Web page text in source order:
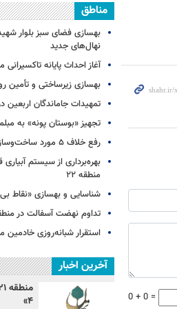
0 + 0 =
مناطق
بهسازی فضای سبز بلوار
نهال‌های جدید
آغاز احداث پایانه تاکسیرانی
بهسازی زیرساختی و تأمین
تمهیدات جاماندگان اربعین در
تجهیز «بوستان پونه» به
رفع خلاف ۵ مورد ساخت‌وساز غیرمجاز در حریم ناحیه ۴ منطقه ۱۹
منطقه ۲۲
شناسایی و بهسازی «نقاط
تداوم نهضت آسفالت در منطقه ۱۰؛ اجرای روکش مکانیزه خیابان
استقرار شبانه‌روزی خادمین منطقه ۲ در مرز زرباطیه تا
آخرین اخبار
۴»